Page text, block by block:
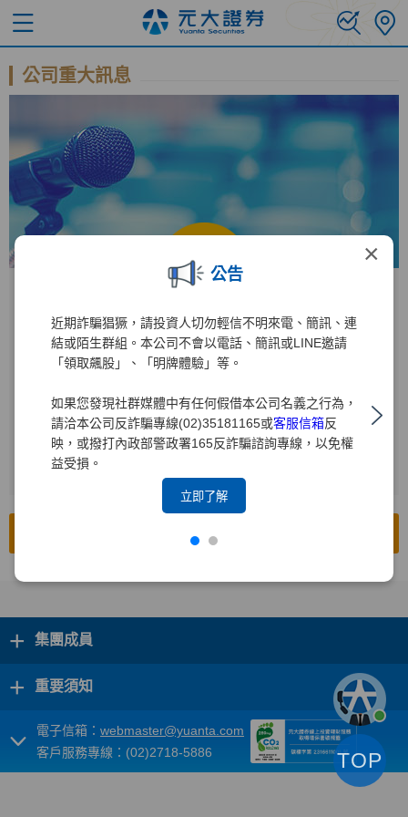
×
公告
近期詐騙猖獗，請投資人切勿輕信不明來電、簡訊、連
結或陌生群組。本公司不會以電話、簡訊或LINE邀請
「領取飆股」、「明牌體驗」等。
如果您發現社群媒體中有任何假借本公司名義之行為，
請洽本公司反詐騙專線(02)35181165或客服信箱反
映，或撥打內政部警政署165反詐騙諮詢專線，以免權
益受損。
立即了解
公司重大訊息
公開資訊觀測站
進入公開資訊觀測站後
1 輸入公司代碼：2885
2
輸入查詢年度
前往公開資訊觀測站
+ 集團成員
+ 重要須知
電子信箱： webmaster@yuanta.com
客戶服務專線：(02)2718-5886
TOP